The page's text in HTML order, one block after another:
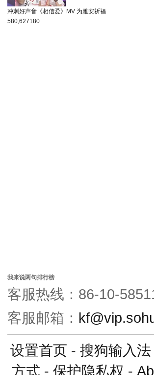
冲刺好声音《相信爱》MV 为雅安祈福
580,627180
我来说两句排行榜
客服热线：86-10-
客服邮箱：
设置首页 - 搜狗输入法
方式 - 保护隐私权 -